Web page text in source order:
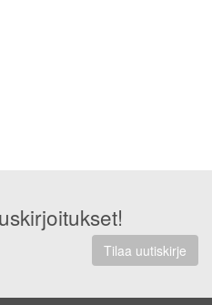
Tilaa uutiskirje